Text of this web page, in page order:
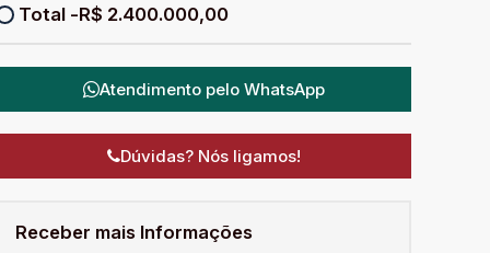
R$ 2.400.000,00
Atendimento pelo WhatsApp
Dúvidas? Nós ligamos!
Receber mais Informações